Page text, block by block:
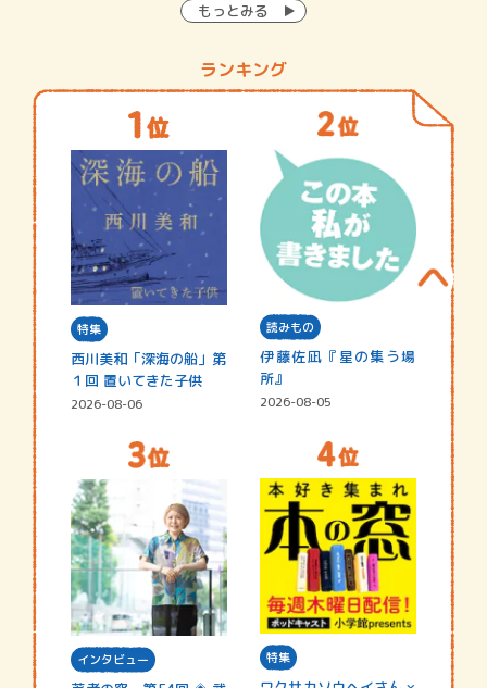
もっとみる
ランキング
特集
西川美和「深海の船」第
１回 置いてきた子供
2026-08-06
読みもの
伊藤佐凪『星の集う場
所』
2026-08-05
インタビュー 特集